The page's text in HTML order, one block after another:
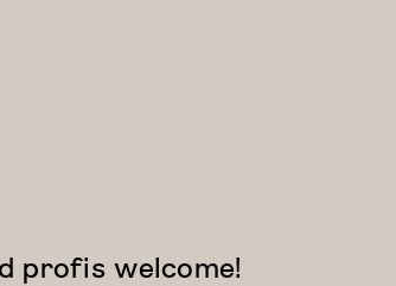
profis welcome!